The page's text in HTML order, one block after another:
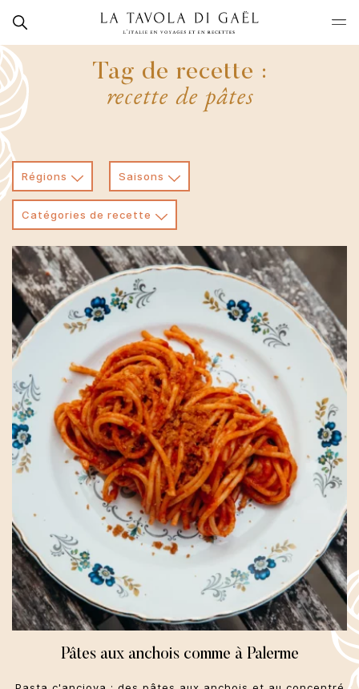
content
La
Tavola
di
Gaël
Rechercher
Tag de recette :
recette de pâtes
Régions Saisons
Catégories de recette
Sicile
Primi
Toute l'année
Pâtes aux anchois comme à Palerme